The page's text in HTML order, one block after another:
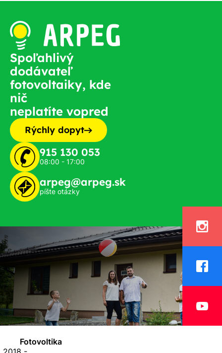
Spoľahlivý
dodávateľ
fotovoltaiky, kde
nič
neplatíte vopred
Rýchly dopyt
915 130 053
08:00 - 17:00
arpeg@arpeg.sk
píšte otázky
Fotovoltika